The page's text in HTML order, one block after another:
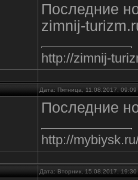
Последние
zimnij-
http://zimnij-
Дата: Пятница, 11.08.2017,
Последние
http://
Дата: Вторник, 15.08.2017,